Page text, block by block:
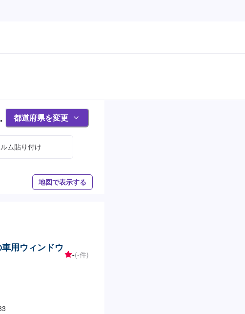
都道府県を変更
ム貼り付け
地図で表示する
用ウィンドウ
-(-件)